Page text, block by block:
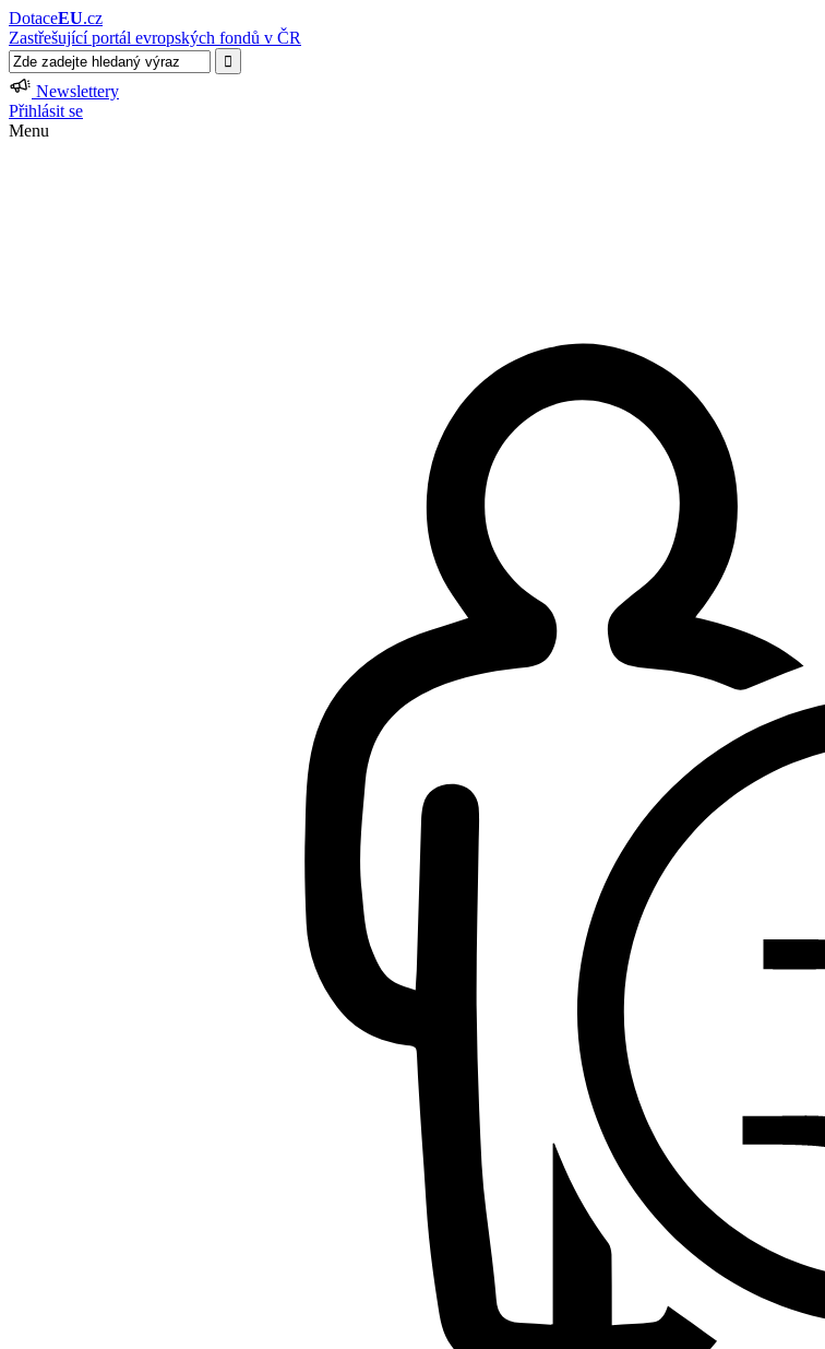
DotaceEU.cz
Zastřešující portál evropských fondů v ČR
Newslettery
Přihlásit se
Menu